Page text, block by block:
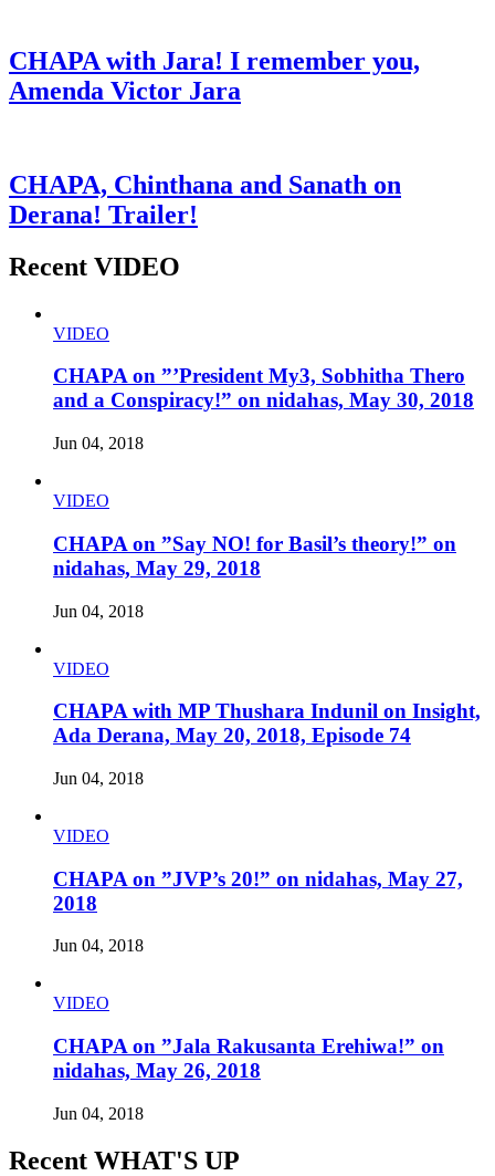
CHAPA with Jara! I remember you,
Amenda Victor Jara
CHAPA, Chinthana and Sanath on
Derana! Trailer!
Recent VIDEO
VIDEO
CHAPA on ”’President My3, Sobhitha Thero
and a Conspiracy!” on nidahas, May 30, 2018
Jun 04, 2018
VIDEO
CHAPA on ”Say NO! for Basil’s theory!” on
nidahas, May 29, 2018
Jun 04, 2018
VIDEO
CHAPA with MP Thushara Indunil on Insight,
Ada Derana, May 20, 2018, Episode 74
Jun 04, 2018
VIDEO
CHAPA on ”JVP’s 20!” on nidahas, May 27,
2018
Jun 04, 2018
VIDEO
CHAPA on ”Jala Rakusanta Erehiwa!” on
nidahas, May 26, 2018
Jun 04, 2018
Recent WHAT'S UP